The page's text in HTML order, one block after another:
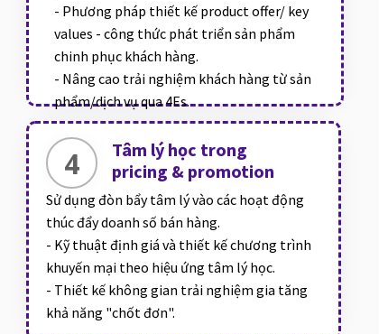
- Phương pháp thiết kế product offer/ key
values - công thức phát triển sản phẩm
chinh phục khách hàng.
- Nâng cao trải nghiệm khách hàng từ sản
phẩm/dịch vụ qua 4Es.
Tâm lý học trong
pricing & promotion
Sử dụng đòn bẩy tâm lý vào các hoạt động
thúc đẩy doanh số bán hàng.
- Kỹ thuật định giá và thiết kế chương trình
khuyến mại theo hiệu ứng tâm lý học.
- Thiết kế không gian trải nghiệm gia tăng
khả năng "chốt đơn".
4